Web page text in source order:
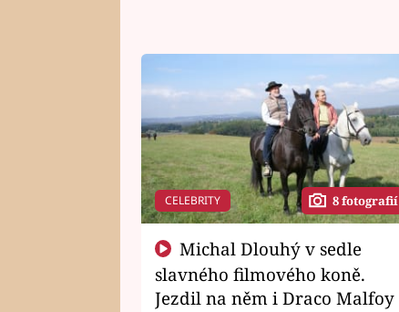
CELEBRITY 8 fotografií
slavného filmového koně.
Jezdil na něm i Draco Malfoy